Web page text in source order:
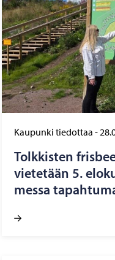
Kaupunki tiedottaa -
Tolk­kis­ten
vie­te­tään 5.
mes­sa